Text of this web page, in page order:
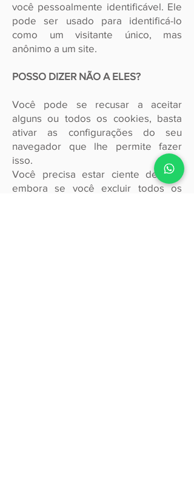
você pessoalmente identificável. Ele
pode ser usado para identificá-lo
como um visitante único, mas
anônimo a um site.
POSSO DIZER NÃO A ELES?
Você pode se recusar a aceitar
alguns ou todos os cookies, basta
ativar as configurações do seu
navegador que lhe permite fazer
isso.
Você precisa estar ciente de que
embora se você excluir todos os